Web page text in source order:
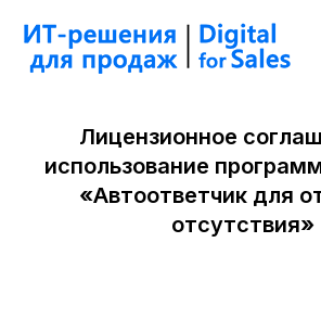
Лицензионное
использование
«Автоответчик для
отсутствия»